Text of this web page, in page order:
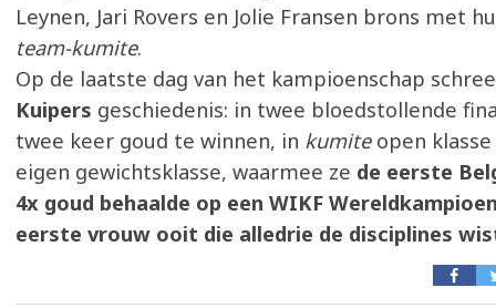
Leynen, Jari Rovers en Jolie Fransen brons met
team-kumite.
Op de laatste dag van het kampioenschap
Kuipers geschiedenis: in twee bloedstollende
twee keer goud te winnen, in kumite open
eigen gewichtsklasse, waarmee ze de eerste
4x goud behaalde op een WIKF
eerste vrouw ooit die alledrie de disciplines